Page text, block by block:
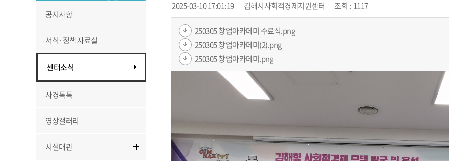
공지사항
서식·정책 자료실
센터소식
사경톡톡
영상갤러리
시설대관
2025-03-10 17:01:19 김해시사회적경제지원센터 조회 : 1117
250305 창업아카데미 수료식.png
250305 창업아카데미(2).png
250305 창업아카데미.png